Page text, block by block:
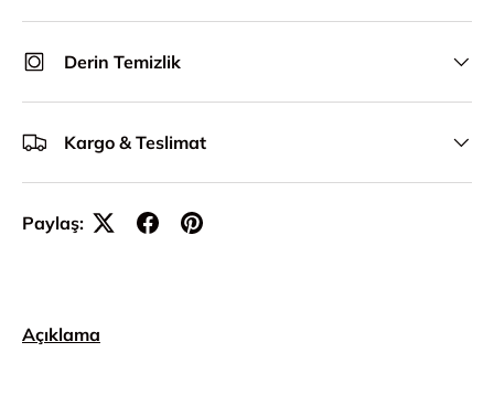
Derin Temizlik
Kargo & Teslimat
Paylaş:
Açıklama